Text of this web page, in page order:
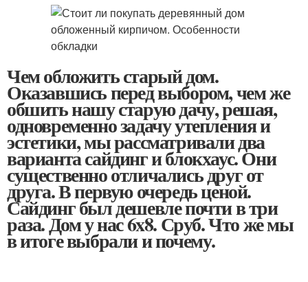
Чем обложить старый дом.
Оказавшись перед выбором, чем же
обшить нашу старую дачу, решая,
одновременно задачу утепления и
эстетики, мы рассматривали два
варианта сайдинг и блокхаус. Они
существенно отличались друг от
друга. В первую очередь ценой.
Сайдинг был дешевле почти в три
раза. Дом у нас 6x8. Сруб. Что же мы
в итоге выбрали и почему.